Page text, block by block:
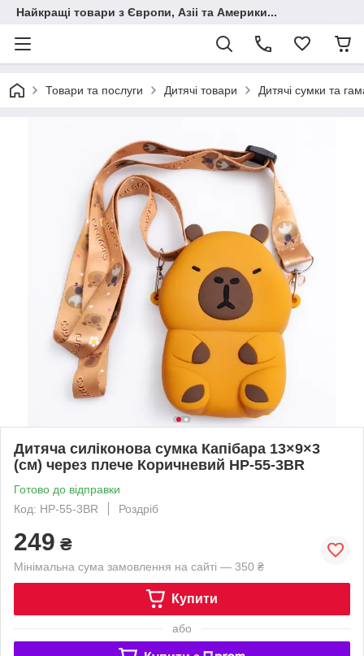
Найкращі товари з Європи, Азіі та Америки...
Товари та послуги Дитячі товари Дитячі сумки та
Дитяча силіконова сумка Капібара 13×9×3
(см) через плече Коричневий HP-55-3BR
Готово до відправки
Код: HP-55-3BR
Роздріб
249 ₴
Мінімальна сума замовлення на сайті — 350 ₴
Купити
або